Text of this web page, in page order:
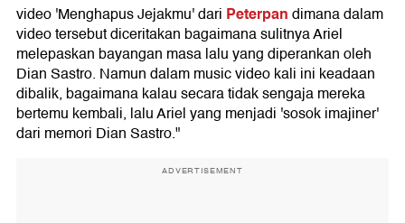
video 'Menghapus Jejakmu' dari Peterpandimana dalam
video tersebut diceritakan bagaimana sulitnya Ariel
melepaskan bayangan masa lalu yang diperankan oleh
Dian Sastro. Namun dalam music video kali ini keadaan
dibalik, bagaimana kalau secara tidak sengaja mereka
bertemu kembali, lalu Ariel yang menjadi 'sosok imajiner'
dari memori Dian Sastro."
ADVERTISEMENT